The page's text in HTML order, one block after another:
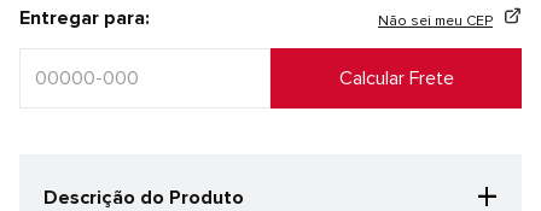
Entregar para: Não sei meu CEP
Descrição do Produto +